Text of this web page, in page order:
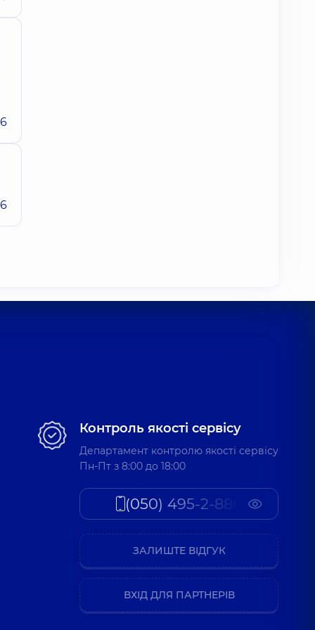
Контроль якості сервісу
Департамент контролю якості сервісу
Пн-Пт з 8:00 до 18:00
(050) 495-2-888
ЗАЛИШТЕ ВІДГУК
ВХІД ДЛЯ ПАРТНЕРІВ